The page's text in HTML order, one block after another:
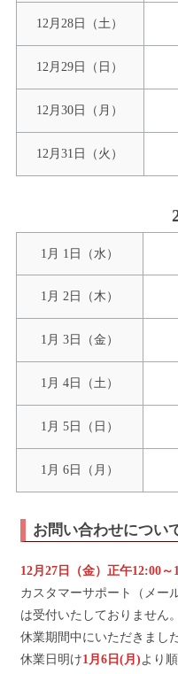
12月28日（土）
12月29日（日）
12月30日（月）
12月31日（火）
1月 1日（水）
1月 2日（木）
1月 3日（金）
1月 4日（土）
1月 5日（日）
1月 6日（月）
お問い合わせについ
12月27日（金）正午12:00～
カスタマーサポート（メー
は受付いたしておりません。
休業期間中にいただきまし
休業日明け1月6日(月)より